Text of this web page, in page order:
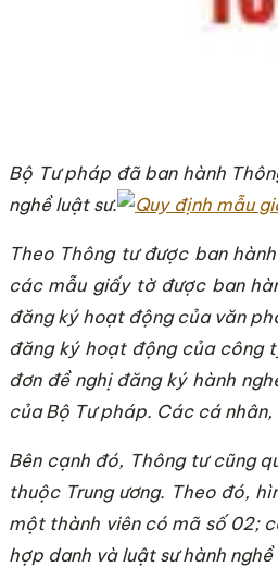
Bộ Tư pháp đã ban hành
nghề luật sư.
Theo Thông tư được ban hành
các mẫu giấy tờ được ban
đăng ký hoạt động của văn
đăng ký hoạt động của công
đơn đề nghị đăng ký hành
của Bộ Tư pháp. Các cá
Bên cạnh đó, Thông tư cũng
thuộc Trung ương. Theo đó,
một thành viên có mã số 02;
hợp danh và luật sư hành